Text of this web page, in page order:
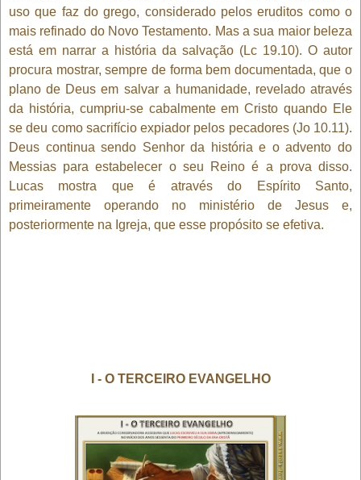
uso que faz do grego, considerado pelos eruditos como o
mais refinado do Novo Testamento. Mas a sua maior beleza
está em narrar a história da salvação (Lc 19.10). O autor
procura mostrar, sempre de forma bem documentada, que o
plano de Deus em salvar a humanidade, revelado através
da história, cumpriu-se cabalmente em Cristo quando Ele
se deu como sacrifício expiador pelos pecadores (Jo 10.11).
Deus continua sendo Senhor da história e o advento do
Messias para estabelecer o seu Reino é a prova disso.
Lucas mostra que é através do Espírito Santo,
primeiramente operando no ministério de Jesus e,
posteriormente na Igreja, que esse propósito se efetiva.
I - O TERCEIRO EVANGELHO